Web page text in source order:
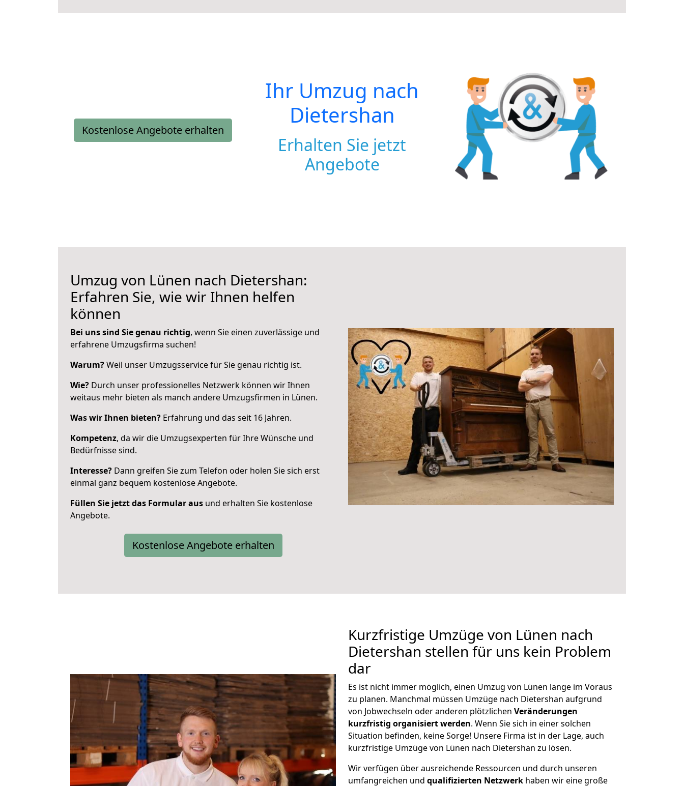
Kostenlose Angebote erhalten
Ihr Umzug nach
Dietershan
Erhalten Sie jetzt
Angebote
Umzug von Lünen nach Dietershan:
Erfahren Sie, wie wir Ihnen helfen
können
Bei uns sind Sie genau richtig, wenn Sie einen zuverlässige und
erfahrene Umzugsfirma suchen!
Warum?Weil unser Umzugsservice für Sie genau richtig ist.
Wie? Durch unser professionelles Netzwerk können wir Ihnen
weitaus mehr bieten als manch andere Umzugsfirmen in Lünen.
Was wir Ihnen bieten? Erfahrung und das seit 16 Jahren.
Kompetenz, da wir die Umzugsexperten für Ihre Wünsche und
Bedürfnisse sind.
Interesse? Dann greifen Sie zum Telefon oder holen Sie sich erst
einmal ganz bequem kostenlose Angebote.
Füllen Sie jetzt das Formular aus und erhalten Sie kostenlose
Angebote.
Kostenlose Angebote erhalten
Kurzfristige Umzüge von Lünen nach
Dietershan stellen für uns kein Problem
dar
Es ist nicht immer möglich, einen Umzug von Lünen lange im Voraus
zu planen. Manchmal müssen Umzüge nach Dietershan aufgrund
von Jobwechseln oder anderen plötzlichen Veränderungen
kurzfristig organisiert werden. Wenn Sie sich in einer solchen
Situation befinden, keine Sorge! Unsere Firma ist in der Lage, auch
kurzfristige Umzüge von Lünen nach Dietershan zu lösen.
Wir verfügen über ausreichende Ressourcen und durch unseren
umfangreichen und qualifizierten Netzwerk haben wir eine große